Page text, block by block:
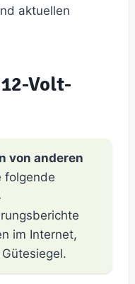
aktuellen
Volt-
von anderen
folgende
im Internet,